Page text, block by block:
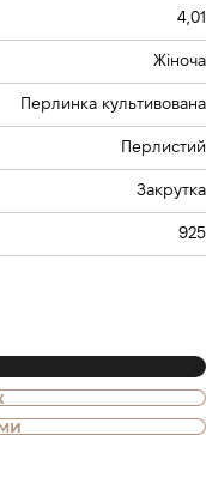
4,01
Жіноча
Перлинка культивована
Перлистий
Закрутка
925
в